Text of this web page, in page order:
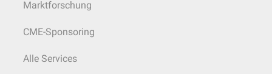
Marktforschung
CME-Sponsoring
Alle Services